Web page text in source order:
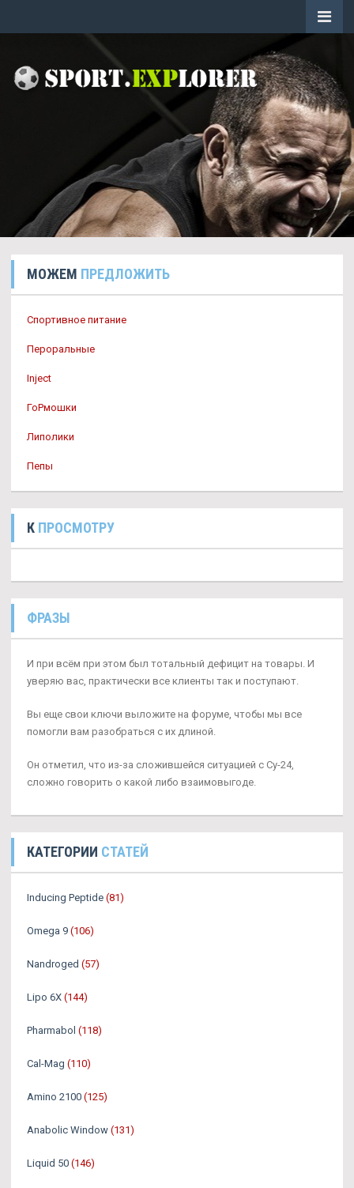
МОЖЕМ ПРЕДЛОЖИТЬ
Спортивное питание
Пероральные
Inject
ГоРмошки
Липолики
Пепы
К ПРОСМОТРУ
ФРАЗЫ
И при всём при этом был тотальный дефицит на товары. И
уверяю вас, практически все клиенты так и поступают.
Вы еще свои ключи выложите на форуме, чтобы мы все
помогли вам разобраться с их длиной.
Он отметил, что из-за сложившейся ситуацией с Су-24,
сложно говорить о какой либо взаимовыгоде.
КАТЕГОРИИ СТАТЕЙ
Inducing Peptide (81)
Omega 9 (106)
Nandroged (57)
Lipo 6X (144)
Pharmabol (118)
Cal-Mag (110)
Amino 2100 (125)
Anabolic Window (131)
Liquid 50 (146)